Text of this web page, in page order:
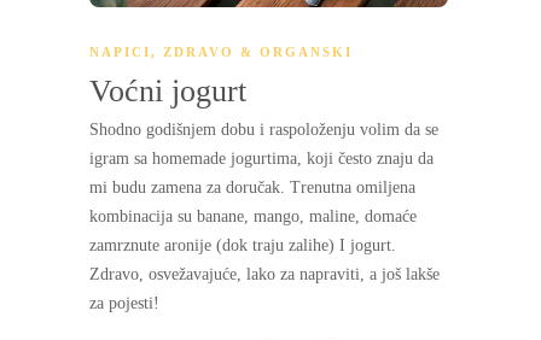
NAPICI, ZDRAVO & ORGANSKI
Voćni jogurt
Shodno godišnjem dobu i raspoloženju volim da se
igram sa homemade jogurtima, koji često znaju da
mi budu zamena za doručak. Trenutna omiljena
kombinacija su banane, mango, maline, domaće
zamrznute aronije (dok traju zalihe) I jogurt.
Zdravo, osvežavajuće, lako za napraviti, a još lakše
za pojesti!